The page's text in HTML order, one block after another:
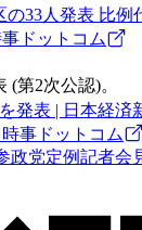
33人発表 比例
ドットコム
(第2次公認)。
発表 | 日本経済
事ドットコム
党定例記者会